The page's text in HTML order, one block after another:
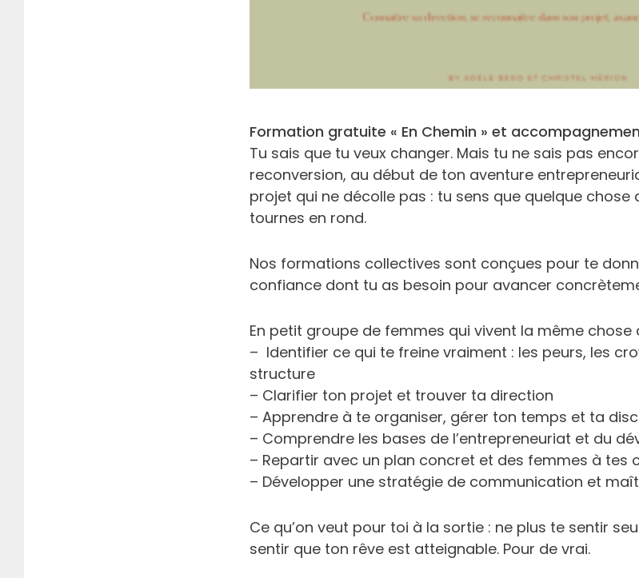
Formation gratuite « En Chemin » et
Tu sais que tu veux changer. Mais tu ne sais pas
reconversion, au début de ton aventure
projet qui ne décolle pas : tu sens que quelque chose
tournes en rond.
Nos formations collectives sont conçues pour te
confiance dont tu as besoin pour avancer
En petit groupe de femmes qui vivent la même chose
– Identifier ce qui te freine vraiment : les peurs, les
structure
– Clarifier ton projet et trouver ta direction
– Apprendre à te organiser, gérer ton temps et ta
– Comprendre les bases de l’entrepreneuriat et du
– Repartir avec un plan concret et des femmes à tes
– Développer une stratégie de communication et
Ce qu’on veut pour toi à la sortie : ne plus te sentir
sentir que ton rêve est atteignable. Pour de vrai.